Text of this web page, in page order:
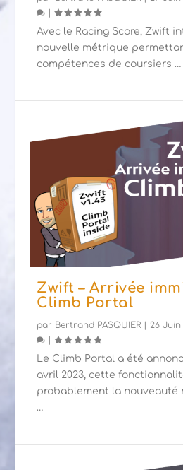
|
Avec le Racing Score, Zwift
nouvelle métrique
compétences de coursiers …
Zwift – Arrivée
Climb Portal
par Bertrand PASQUIER 26 Juin
|
Le Climb Portal a été
avril 2023, cette
probablement la nouveauté
…